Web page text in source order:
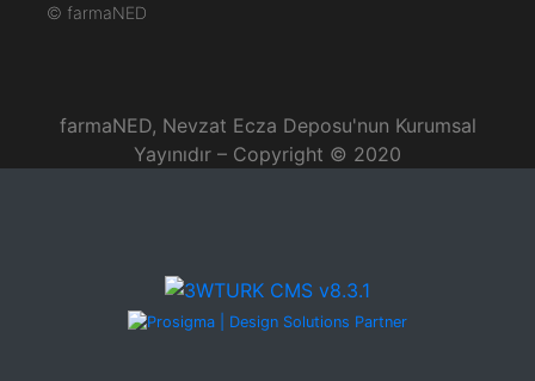
© farmaNED
farmaNED, Nevzat Ecza Deposu'nun Kurumsal
Yayınıdır – Copyright © 2020